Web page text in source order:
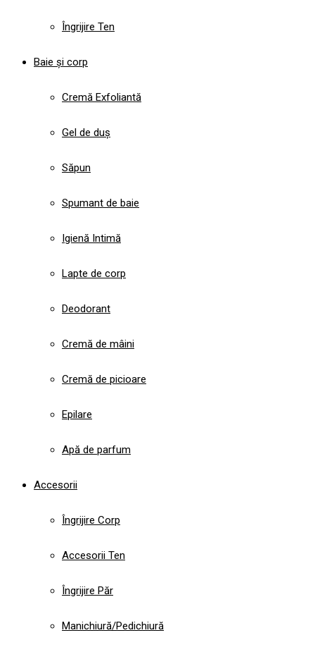
Îngrijire Ten
Baie și corp
Cremă Exfoliantă
Gel de duș
Săpun
Spumant de baie
Igienă Intimă
Lapte de corp
Deodorant
Cremă de mâini
Cremă de picioare
Epilare
Apă de parfum
Accesorii
Îngrijire Corp
Accesorii Ten
Îngrijire Păr
Manichiură/Pedichiură